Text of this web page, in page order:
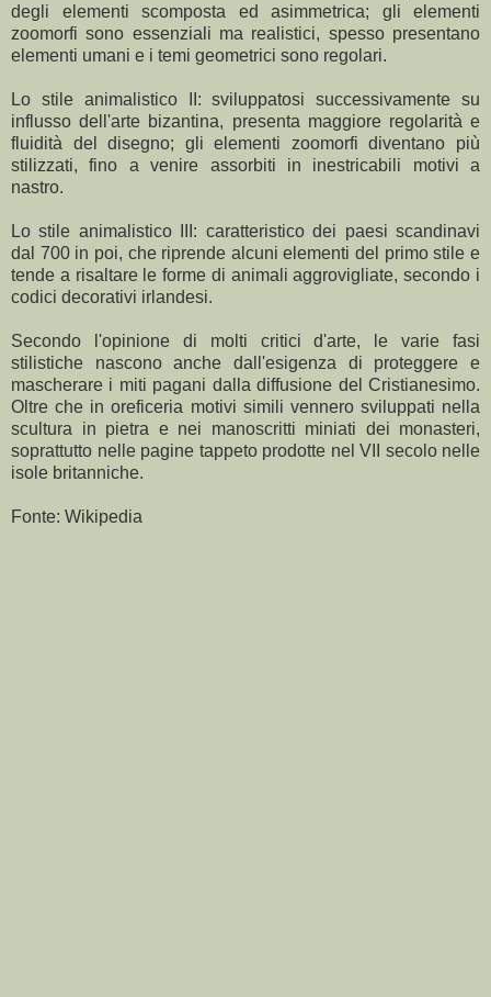
degli elementi scomposta ed asimmetrica; gli elementi
zoomorfi sono essenziali ma realistici, spesso presentano
elementi umani e i temi geometrici sono regolari.
Lo stile animalistico II: sviluppatosi successivamente su
influsso dell'arte bizantina, presenta maggiore regolarità e
fluidità del disegno; gli elementi zoomorfi diventano più
stilizzati, fino a venire assorbiti in inestricabili motivi a
nastro.
Lo stile animalistico III: caratteristico dei paesi scandinavi
dal 700 in poi, che riprende alcuni elementi del primo stile e
tende a risaltare le forme di animali aggrovigliate, secondo i
codici decorativi irlandesi.
Secondo l'opinione di molti critici d'arte, le varie fasi
stilistiche nascono anche dall'esigenza di proteggere e
mascherare i miti pagani dalla diffusione del Cristianesimo.
Oltre che in oreficeria motivi simili vennero sviluppati nella
scultura in pietra e nei manoscritti miniati dei monasteri,
soprattutto nelle pagine tappeto prodotte nel VII secolo nelle
isole britanniche.
Fonte: Wikipedia